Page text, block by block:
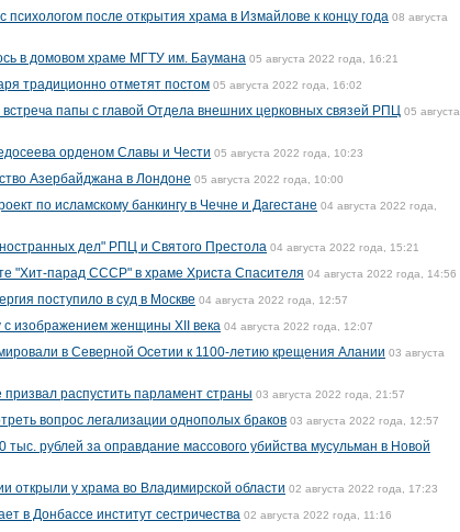
психологом после открытия храма в Измайлове к концу года 08 августа
в домовом храме МГТУ им. Баумана 05 августа 2022 года, 16:21
традиционно отметят постом 05 августа 2022 года, 16:02
папы с главой Отдела внешних церковных связей РПЦ 05 августа
орденом Славы и Чести 05 августа 2022 года, 10:23
Азербайджана в Лондоне 05 августа 2022 года, 10:00
по исламскому банкингу в Чечне и Дагестане 04 августа 2022 года,
дел" РПЦ и Святого Престола 04 августа 2022 года, 15:21
"Хит-парад СССР" в храме Христа Спасителя 04 августа 2022 года, 14:56
поступило в суд в Москве 04 августа 2022 года, 12:57
изображением женщины XII века 04 августа 2022 года, 12:07
в Северной Осетии к 1100-летию крещения Алании 03 августа
распустить парламент страны 03 августа 2022 года, 21:57
вопрос легализации однополых браков 03 августа 2022 года, 12:57
рублей за оправдание массового убийства мусульман в Новой
открыли у храма во Владимирской области 02 августа 2022 года, 17:23
в Донбассе институт сестричества 02 августа 2022 года, 11:16